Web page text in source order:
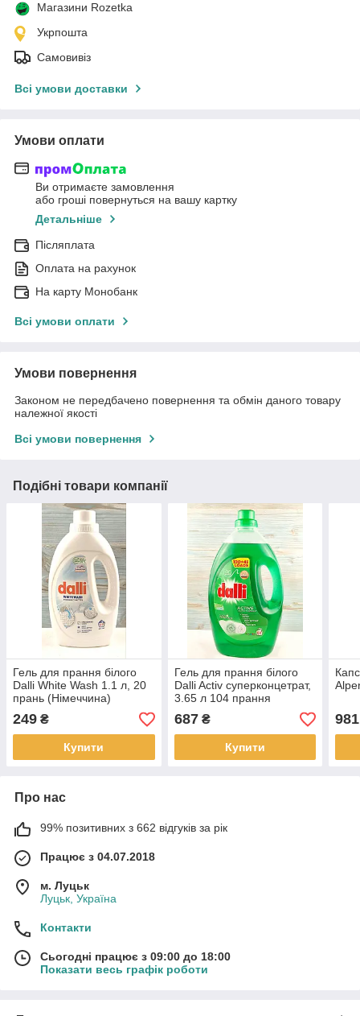
Магазини Rozetka
Укрпошта
Самовивіз
Всі умови доставки
Умови оплати
Ви отримаєте замовлення
або гроші повернуться на вашу картку
Детальніше
Післяплата
Оплата на рахунок
На карту Монобанк
Всі умови оплати
Умови повернення
Законом не передбачено повернення та обмін даного товару
належної якості
Всі умови повернення
Подібні товари компанії
Гель для прання білого
Dalli White Wash 1.1 л, 20
прань (Німеччина)
249 ₴
Купити
Гель для прання білого
Dalli Activ суперконцетрат,
3.65 л 104 прання
687₴
Купити
981
Про нас
99% позитивних з 662 відгуків за рік
Працює з 04.07.2018
м. Луцьк
Луцьк, Україна
Контакти
Сьогодні працює з 09:00 до 18:00
Показати весь графік роботи